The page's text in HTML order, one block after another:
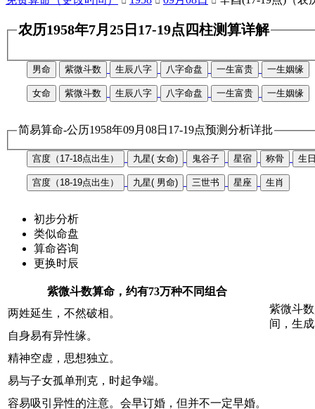
农历1958年7月25日17-19点四柱测算详解
男命 紫微斗数 生辰八字 八字命盘 一生富贵 一生姻缘
女命 紫微斗数 生辰八字 八字命盘 一生富贵 一生姻缘
简易算命-公历1958年09月08日17-19点预测分析详批
宫度（17-18点出生） 九星( 女命) 鬼谷子 星宿 称骨 生
宫度（18-19点出生） 九星( 男命) 三世书 星座 生肖
初步分析
类似命盘
算命咨询
更换时辰
紫微斗数算命，约有73万种不同组合
两姓延生，不然破相。
自身易有异性缘。
精神空虚，思想独立。
易与子女孤单刑克，时起争端。
容易吸引异性的注意。会早订婚，但并不一定早婚。
紫微斗
间，生